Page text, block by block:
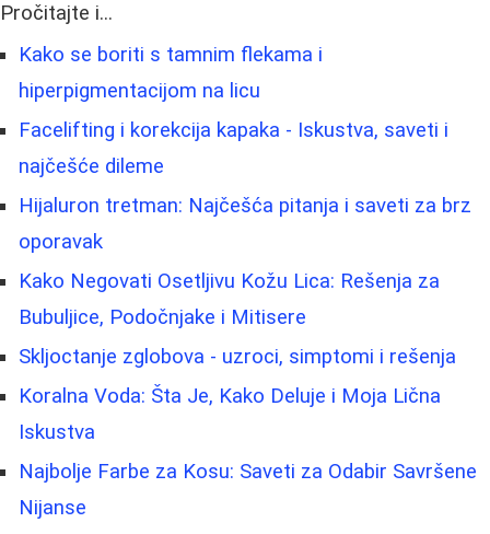
Pročitajte i...
Kako se boriti s tamnim flekama i
hiperpigmentacijom na licu
Facelifting i korekcija kapaka - Iskustva, saveti i
najčešće dileme
Hijaluron tretman: Najčešća pitanja i saveti za brz
oporavak
Kako Negovati Osetljivu Kožu Lica: Rešenja za
Bubuljice, Podočnjake i Mitisere
Skljoctanje zglobova - uzroci, simptomi i rešenja
Koralna Voda: Šta Je, Kako Deluje i Moja Lična
Iskustva
Najbolje Farbe za Kosu: Saveti za Odabir Savršene
Nijanse